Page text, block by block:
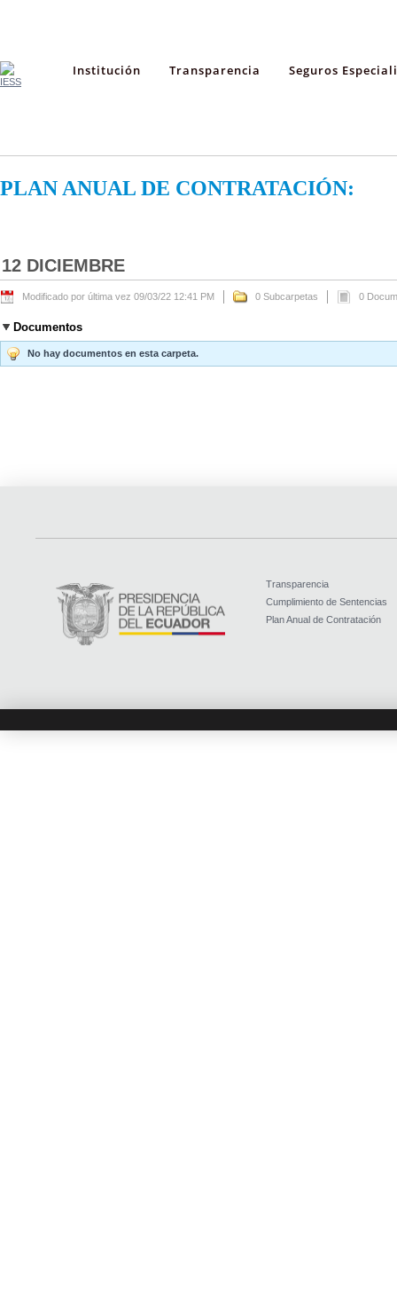
Institución Transparencia Seguros
PLAN ANUAL DE CONTRATACIÓN:
12 DICIEMBRE
Modificado por última vez 09/03/22 12:41 PM 0 Subcarpetas 0
Documentos
No hay documentos en esta carpeta.
Transparencia
Cumplimiento de Sentencias
Plan Anual de Contratación